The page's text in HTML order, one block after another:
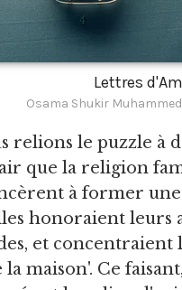
Lettres
Osama Shukir
relions le puzzle à
que la religion
à former
honoraient leurs
et
maison'. Ce